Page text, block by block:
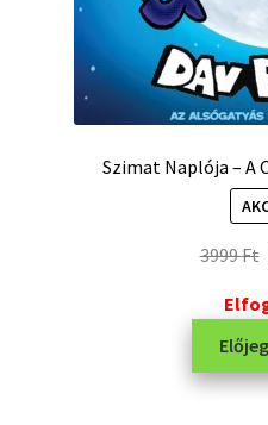
Szimat Naplója – A
3999Ft